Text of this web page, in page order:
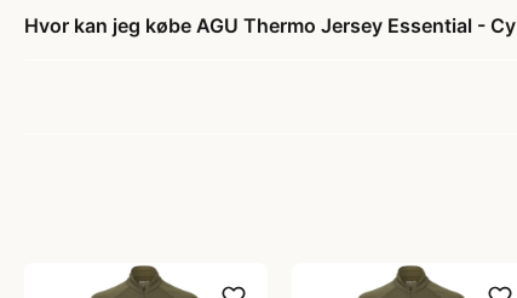
Hvor kan jeg købe AGU Thermo Jersey Essential -